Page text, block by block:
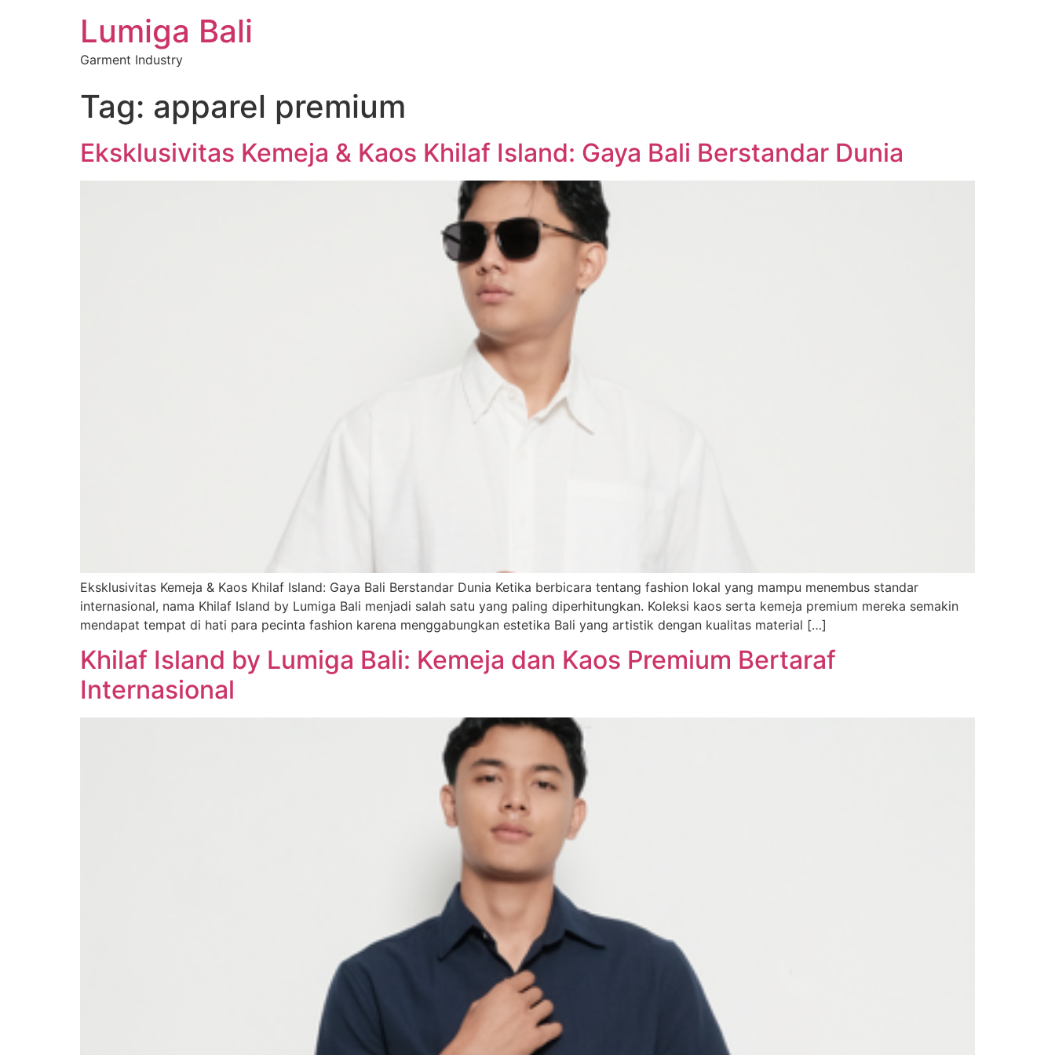
Lumiga Bali
Garment Industry
Tag: apparel premium
Eksklusivitas Kemeja & Kaos Khilaf Island: Gaya Bali Berstandar Dunia
Eksklusivitas Kemeja & Kaos Khilaf Island: Gaya Bali Berstandar Dunia Ketika berbicara tentang fashion lokal yang mampu menembus standar
internasional, nama Khilaf Island by Lumiga Bali menjadi salah satu yang paling diperhitungkan. Koleksi kaos serta kemeja premium mereka semakin
mendapat tempat di hati para pecinta fashion karena menggabungkan estetika Bali yang artistik dengan kualitas material […]
Khilaf Island by Lumiga Bali: Kemeja dan Kaos Premium Bertaraf
Internasional